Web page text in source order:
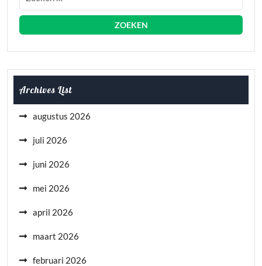
Archives List
augustus 2026
juli 2026
juni 2026
mei 2026
april 2026
maart 2026
februari 2026